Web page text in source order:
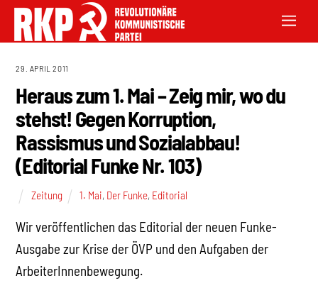
29. APRIL 2011
Heraus zum 1. Mai – Zeig mir, wo du
stehst! Gegen Korruption,
Rassismus und Sozialabbau!
(Editorial Funke Nr. 103)
Zeitung 1. Mai, Der Funke, Editorial
Wir veröffentlichen das Editorial der neuen Funke-
Ausgabe zur Krise der ÖVP und den Aufgaben der
ArbeiterInnenbewegung.